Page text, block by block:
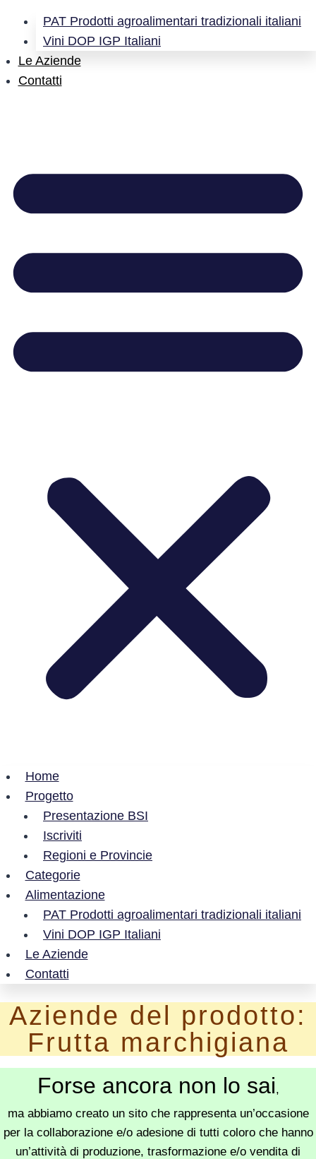
PAT Prodotti agroalimentari tradizionali italiani
Vini DOP IGP Italiani
Le Aziende
Contatti
Home
Progetto
Presentazione BSI
Iscriviti
Regioni e Provincie
Categorie
Alimentazione
PAT Prodotti agroalimentari tradizionali italiani
Vini DOP IGP Italiani
Le Aziende
Contatti
Aziende del prodotto:
Frutta marchigiana
Forse ancora non lo sai,
ma abbiamo creato un sito che rappresenta un’occasione
per la collaborazione e/o adesione di tutti coloro che hanno
un’attività di produzione, trasformazione e/o vendita di